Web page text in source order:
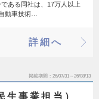
ある同社は、17万人以上
動車技術…
詳細へ
掲載期間 26/07/31～26/08/13
生事業担当）